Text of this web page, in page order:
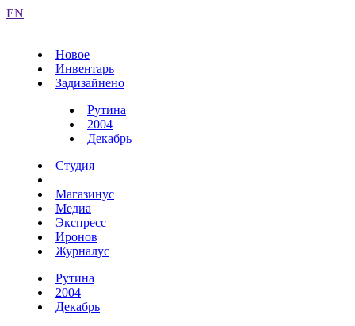
EN
Новое
Инвентарь
Задизайнено
Рутина
2004
Декабрь
Студия
Магазинус
Медиа
Экспресс
Иронов
Журналус
Рутина
2004
Декабрь